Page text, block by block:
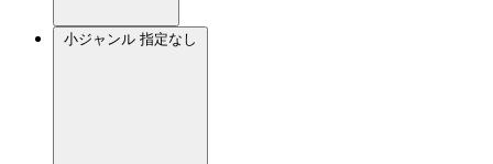
小ジャンル 指定なし